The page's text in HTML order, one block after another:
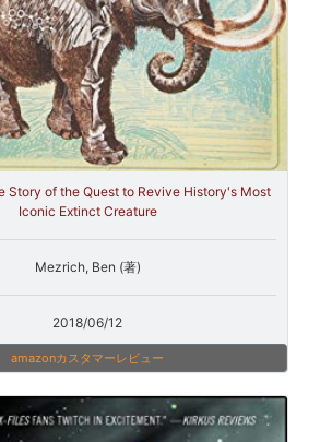
Story of the Quest to Revive History's Most
Iconic Extinct Creature
Mezrich, Ben (著)
2018/06/12
amazonカスタマーレビュー